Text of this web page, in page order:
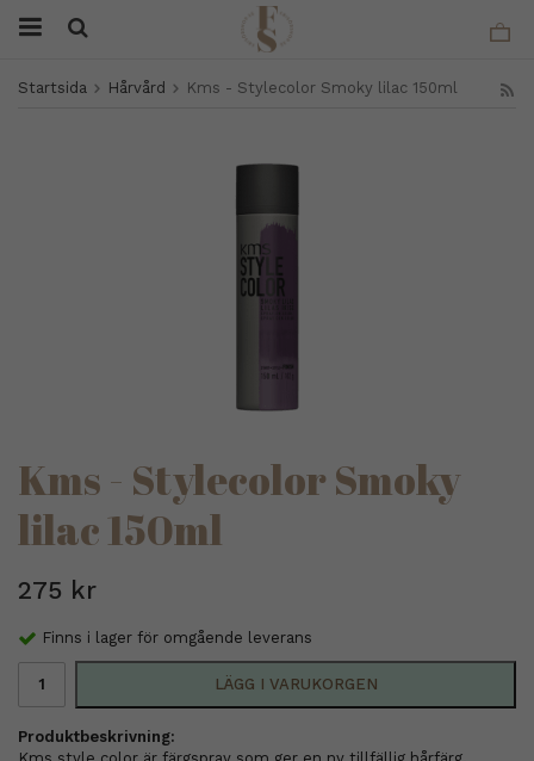
Startsida Hårvård Kms - Stylecolor Smoky lilac 150ml
Kms - Stylecolor Smoky
lilac 150ml
275 kr
Finns i lager för omgående leverans
LÄGG I VARUKORGEN
Produktbeskrivning: